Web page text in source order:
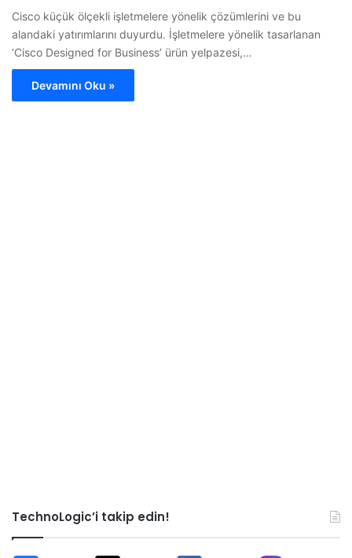
Cisco küçük ölçekli işletmelere yönelik çözümlerini ve bu
alandaki yatırımlarını duyurdu. İşletmelere yönelik tasarlanan
‘Cisco Designed for Business’ ürün yelpazesi,…
Devamını Oku »
TechnoLogic’i takip edin!